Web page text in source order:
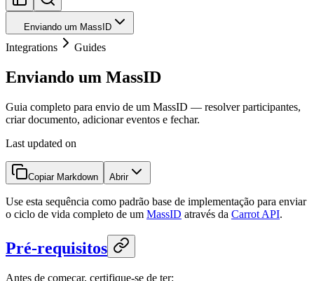
Enviando um MassID
Integrations Guides
Enviando um MassID
Guia completo para envio de um MassID — resolver participantes,
criar documento, adicionar eventos e fechar.
Last updated on
Copiar Markdown Abrir
Use esta sequência como padrão base de implementação para enviar
o ciclo de vida completo de um MassID através da Carrot API.
Pré-requisitos
Antes de começar, certifique-se de ter: